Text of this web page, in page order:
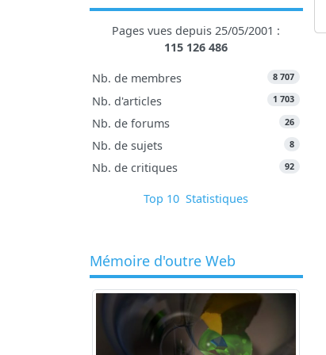
Pages vues depuis 25/05/2001 :
115 126 486
Nb. de membres 8 707
Nb. d'articles 1 703
Nb. de forums 26
Nb. de sujets 8
Nb. de critiques 92
Top 10 Statistiques
Mémoire d'outre Web